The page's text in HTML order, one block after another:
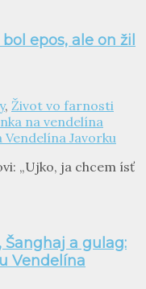
epos, ale on žil
, Život vo farnosti
„Ujko, ja chcem ísť
Šanghaj a gulag:
Vendelína